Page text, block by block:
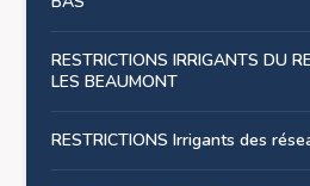
RESTRICTIONS IRRIGANTS DU
LES BEAUMONT
RESTRICTIONS Irrigants des